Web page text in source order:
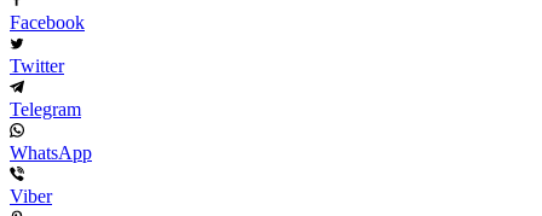
Facebook
Twitter
Telegram
WhatsApp
Viber